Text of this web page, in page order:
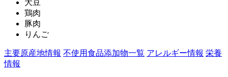
大豆
鶏肉
豚肉
りんご
主要原産地情報 不使用食品添加物一覧 アレルギー情報 栄養
情報